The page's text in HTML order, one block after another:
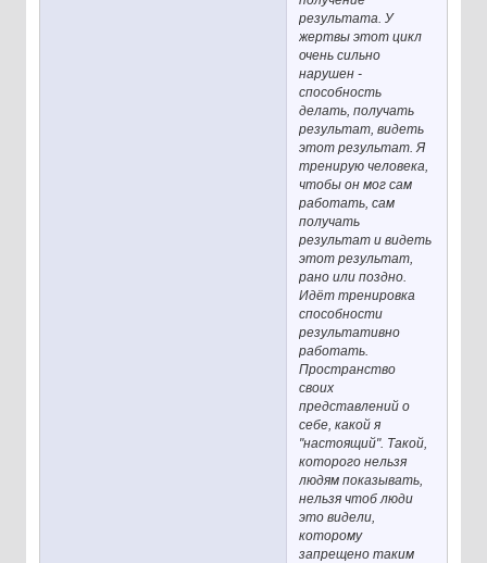
результата. У
жертвы этот цикл
очень сильно
нарушен -
способность
делать, получать
результат, видеть
этот результат. Я
тренирую человека,
чтобы он мог сам
работать, сам
получать
результат и видеть
этот результат,
рано или поздно.
Идёт тренировка
способности
результативно
работать.
Пространство
своих
представлений о
себе, какой я
"настоящий". Такой,
которого нельзя
людям показывать,
нельзя чтоб люди
это видели,
которому
запрещено таким